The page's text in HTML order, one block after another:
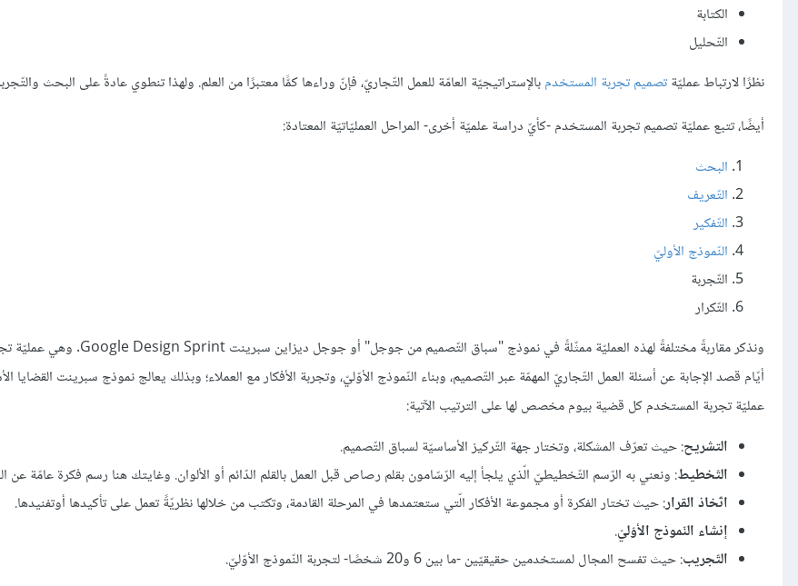
الكتابة
التّحليل
نظرًا لارتباط عمليّةتصميم تجربة المستخدمبالإستراتيجيّة العامّة للعمل التّجاريّ، فإنّ وراءها كمًّا معتبرًا من العلم. ولهذا تنطوي عادةً على البحث
أيضًا، تتبع عمليّة تصميم تجربة المستخدم -كأيّ دراسة علميّة أخرى- المراحل العمليّاتيّة المعتادة:
البحث
التّعريف
التّفكير
النّموذج الأوليّ
التّجربة
التّكرار
أيّام قصد الإجابة عن أسئلة العمل التّجاريّ المهمّة عبر التّصميم، وبناء النّموذج الأوّليّ، وتجربة الأفكار مع العملاء؛ وبذلك يعالج نموذج سبرينت القضايا
عمليّة تجربة المستخدم كل قضية بيوم مخصص لها على الترتيب الآتية:
التشريح: حيث تعرّف المشكلة، وتختار جهة التّركيز الأساسيّة لسباق التّصميم.
التّخطيط: ونعني به الرّسم التّخطيطيّ الّذي يلجأ إليه الرّسّامون بقلم رصاص قبل العمل بالقلم الدّائم أو الألوان. وغايتك هنا رسم فكرة عامّة عن
اتّخاذ القرار: حيث تختار الفكرة أو مجموعة الأفكار الّتي ستعتمدها في المرحلة القادمة، وتكتب من خلالها نظريّةً تعمل على تأكيدها أوتفنيدها.
إنشاء النّموذج الأوّليّ.
التّجريب: حيث تفسح المجال لمستخدمين حقيقيّين -ما بين 6 و20 شخصًا- لتجربة النّموذج الأوّليّ.